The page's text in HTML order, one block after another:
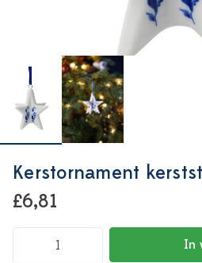
Kerstornament
£6,81
In